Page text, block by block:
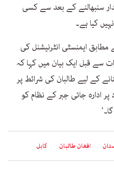
سنبھالنے کے بعد سے کسی
کیا ہے۔
ایمنسٹی انٹرنیشنل کی
سے قبل ایک بیان میں کہا کہ
کے لیے طالبان کی شرائط پر
ادارہ جاتی جبر کے نظام کو
افغان طالبان کابل